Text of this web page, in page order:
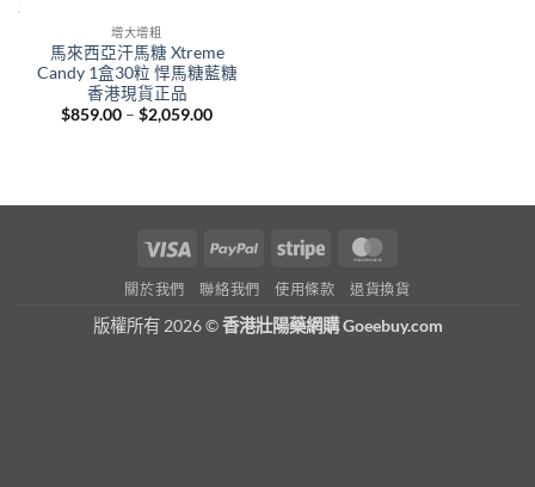
增大增粗
馬來西亞汗馬糖 Xtreme
Candy 1盒30粒 悍馬糖藍糖
香港現貨正品
$859.00 – $2,059.00Price
Visa PayPal Stripe
關於我們 聯絡我們 使用條款 退貨換貨
版權所有 2026 ©香港壯陽藥網購 Goeebuy.com